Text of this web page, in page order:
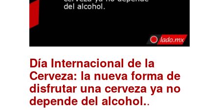
Día Internacional de la
Cerveza: la nueva forma de
disfrutar una cerveza ya no
depende del alcohol..